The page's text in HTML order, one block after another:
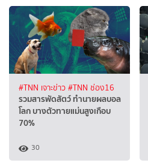
#TNN เจาะข่าว #TNN ช่อง16
รวมสารพัดสัตว์ ทำนายผลบอล
โลก บางตัวทายแม่นสูงเกือบ
70%
30